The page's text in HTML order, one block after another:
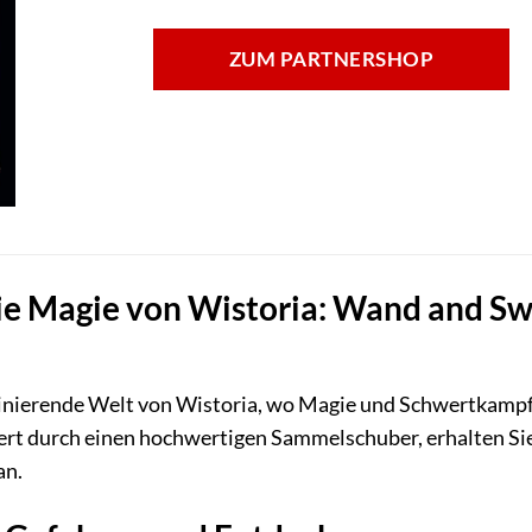
ZUM PARTNERSHOP
Magie von Wistoria: Wand and
Welt von Wistoria, wo Magie und
durch einen hochwertigen Sammelschuber, erhalten